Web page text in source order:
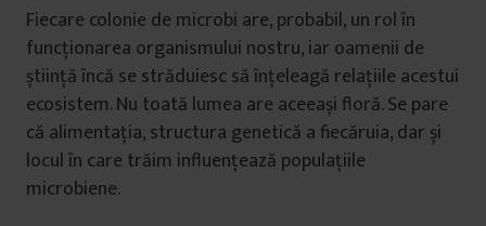
Fiecare colonie de microbi are, probabil, un rol în
funcționarea organismului nostru, iar oamenii de
știință încă se străduiesc să înțeleagă relațiile acestui
ecosistem. Nu toată lumea are aceeași floră. Se pare
că alimentația, structura genetică a fiecăruia, dar și
locul în care trăim influențează populațiile
microbiene.